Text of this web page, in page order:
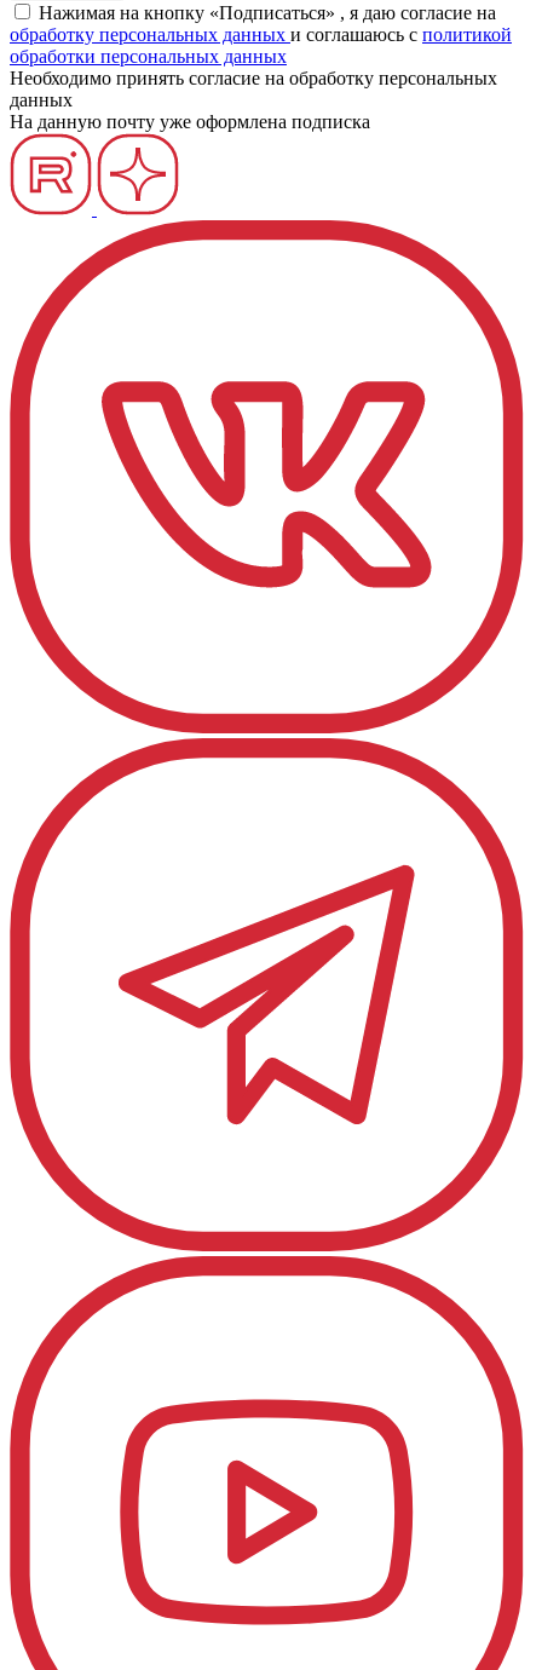
Нажимая на кнопку «Подписаться» , я даю согласие на
обработку персональных данных и соглашаюсь c политикой
обработки персональных данных
Необходимо принять согласие на обработку персональных
данных
На данную почту уже оформлена подписка